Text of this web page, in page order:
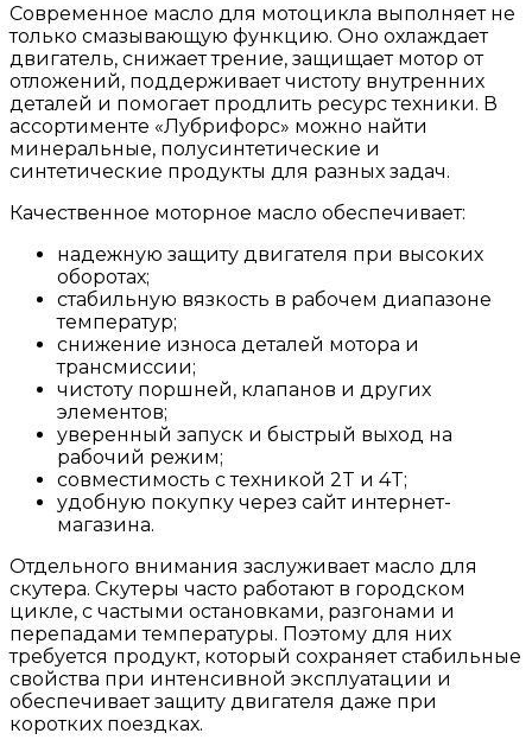
Современное масло для мотоцикла выполняет не
только смазывающую функцию. Оно охлаждает
двигатель, снижает трение, защищает мотор от
отложений, поддерживает чистоту внутренних
деталей и помогает продлить ресурс техники. В
ассортименте «Лубрифорс» можно найти
минеральные, полусинтетические и
синтетические продукты для разных задач.
Качественное моторное масло обеспечивает:
надежную защиту двигателя при высоких
оборотах;
стабильную вязкость в рабочем диапазоне
температур;
снижение износа деталей мотора и
трансмиссии;
чистоту поршней, клапанов и других
элементов;
уверенный запуск и быстрый выход на
рабочий режим;
совместимость с техникой 2T и 4T;
удобную покупку через сайт интернет-
магазина.
Отдельного внимания заслуживает масло для
скутера. Скутеры часто работают в городском
цикле, с частыми остановками, разгонами и
перепадами температуры. Поэтому для них
требуется продукт, который сохраняет стабильные
свойства при интенсивной эксплуатации и
обеспечивает защиту двигателя даже при
коротких поездках.